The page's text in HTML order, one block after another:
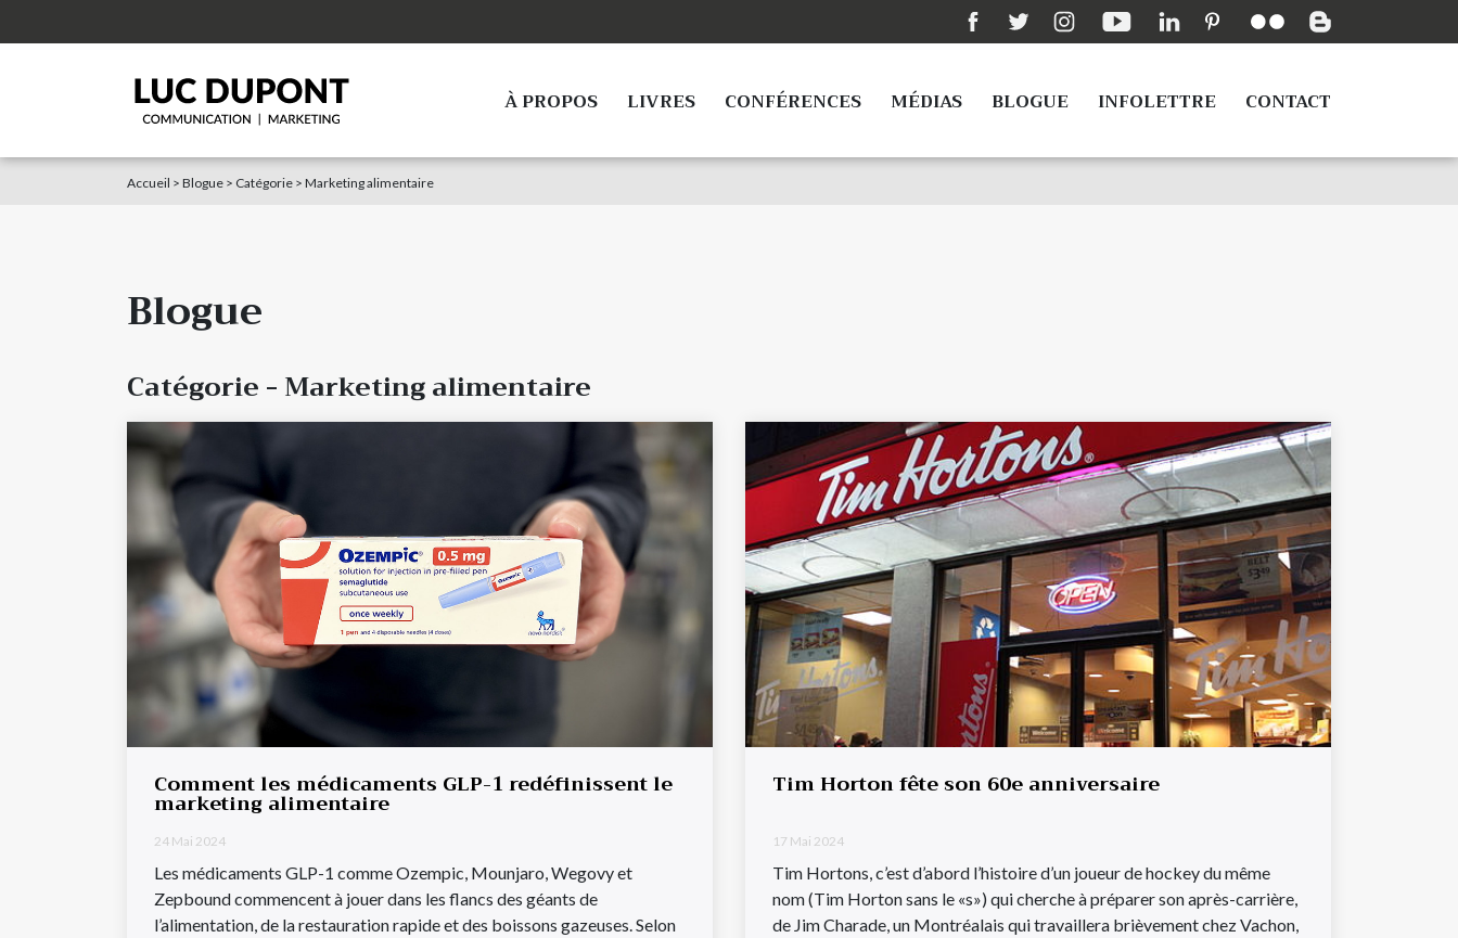
À PROPOS LIVRES CONFÉRENCES MÉDIAS BLOGUE INFOLETTRE CONTACT
Accueil > Blogue > Catégorie > Marketing alimentaire
Blogue
Catégorie - Marketing alimentaire
Comment les médicaments GLP-1 redéfinissent le
marketing alimentaire
24 Mai 2024
Les médicaments GLP-1 comme Ozempic, Mounjaro, Wegovy et
Zepbound commencent à jouer dans les flancs des géants de
l’alimentation, de la restauration rapide et des boissons gazeuses. Selon
Tim Horton fête son 60e anniversaire
17 Mai 2024
Tim Hortons, c’est d’abord l’histoire d’un joueur de hockey du même
nom (Tim Horton sans le «s») qui cherche à préparer son après-carrière,
de Jim Charade, un Montréalais qui travaillera brièvement chez Vachon,